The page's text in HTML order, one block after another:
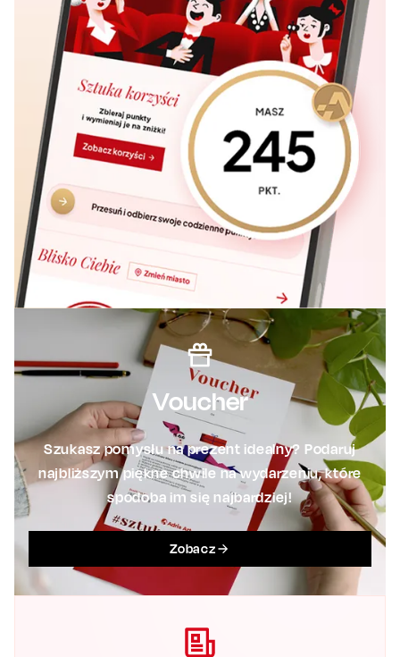
Voucher
Szukasz pomysłu na prezent idealny? Podaruj
najbliższym piękne chwile na wydarzeniu, które
spodoba im się najbardziej!
Zobacz